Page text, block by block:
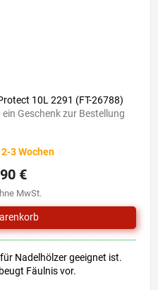
10L 2291 (FT-26788)
ein Geschenk zur Bestellung
durchschnittliche
Produktbewertung
ist
0,0
von
5
Sternen.
3 Wochen
MwSt.
€
Nadelhölzer geeignet ist.
Fäulnis vor.